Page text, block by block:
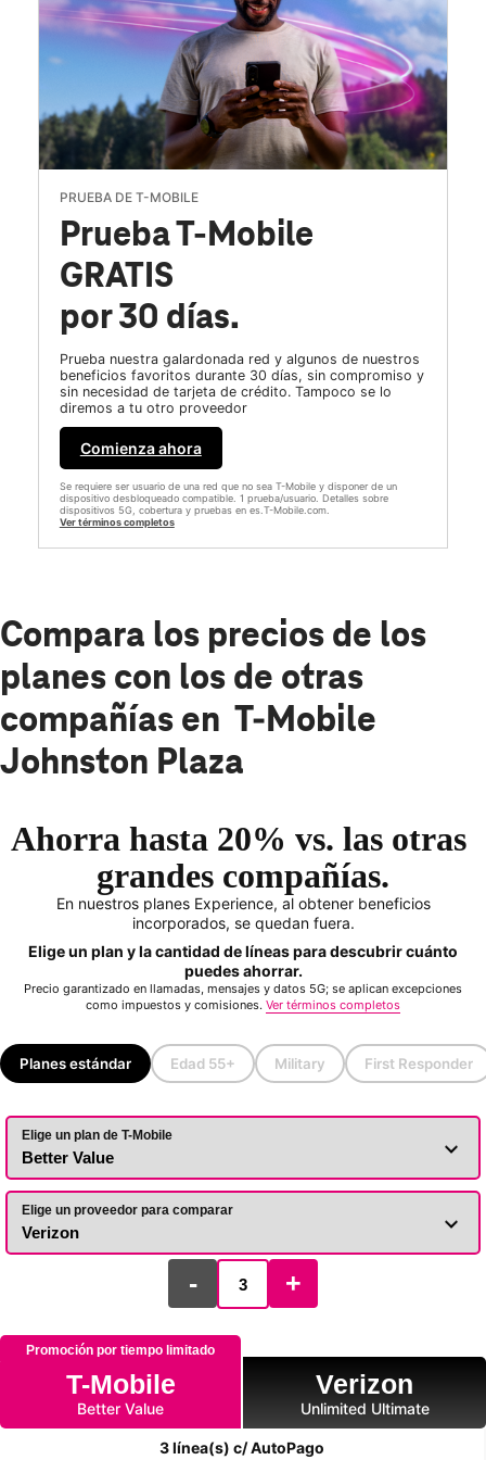
PRUEBA DE T-MOBILE
Prueba T-Mobile
GRATIS
por 30 días.
Prueba nuestra galardonada red y algunos de nuestros
beneficios favoritos durante 30 días, sin compromiso y
sin necesidad de tarjeta de crédito. Tampoco se lo
diremos a tu otro proveedor
Comienza ahora
Se requiere ser usuario de una red que no sea T-Mobile y disponer de un
dispositivo desbloqueado compatible. 1 prueba/usuario. Detalles sobre
dispositivos 5G, cobertura y pruebas en es.T-Mobile.com.
Ver términos completos
Compara los precios de los
planes con los de otras
compañías en T-Mobile
Johnston Plaza